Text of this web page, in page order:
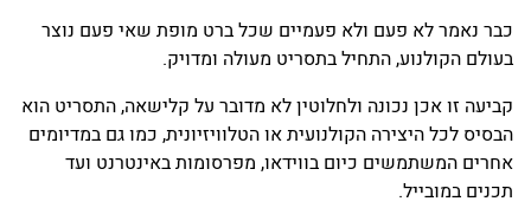
כבר נאמר לא פעם ולא פעמיים שכל ברט מופת שאי פעם נוצר
בעולם הקולנוע, התחיל בתסריט מעולה ומדויק.
קביעה זו אכן נכונה ולחלוטין לא מדובר על קלישאה, התסריט הוא
הבסיס לכל היצירה הקולנועית או הטלוויזיונית, כמו גם במדיומים
אחרים המשתמשים כיום בווידאו, מפרסומות באינטרנט ועד
תכנים במובייל.